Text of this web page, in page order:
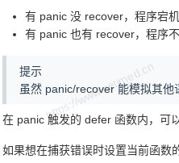
有 panic 没 recover，程序宕机
有 panic 也有 recover，程序
提示
虽然 panic/recover 能模拟其他
在 panic 触发的 defer 函数内，可
如果想在捕获错误时设置当前函数